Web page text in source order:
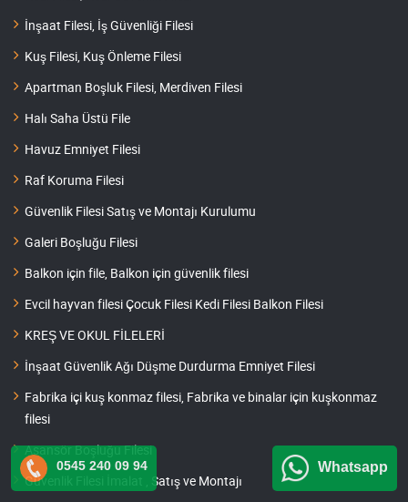
İnşaat Filesi, İş Güvenliği Filesi
Kuş Filesi, Kuş Önleme Filesi
Apartman Boşluk Filesi, Merdiven Filesi
Halı Saha Üstü File
Havuz Emniyet Filesi
Raf Koruma Filesi
Güvenlik Filesi Satış ve Montajı Kurulumu
Galeri Boşluğu Filesi
Balkon için file, Balkon için güvenlik filesi
Evcil hayvan filesi Çocuk Filesi Kedi Filesi Balkon Filesi
KREŞ VE OKUL FİLELERİ
İnşaat Güvenlik Ağı Düşme Durdurma Emniyet Filesi
Fabrika içi kuş konmaz filesi, Fabrika ve binalar için kuşkonmaz
filesi
Asansör Boşluğu Filesi
Güvenlik Filesi İmalat , Satış ve Montajı
0545 240 09 94 Whatsapp